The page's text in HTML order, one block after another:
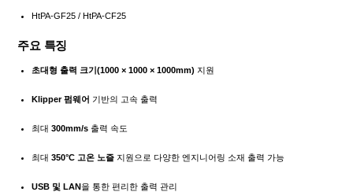
HtPA-GF25 / HtPA-CF25
주요 특징
초대형 출력 크기(1000 × 1000 × 1000mm) 지원
Klipper 펌웨어 기반의 고속 출력
최대 300mm/s 출력 속도
최대 350°C 고온 노즐 지원으로 다양한 엔지니어링 소재 출력 가능
USB 및 LAN을 통한 편리한 출력 관리